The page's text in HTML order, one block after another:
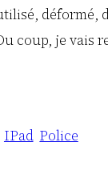
coup, je vais
IPad Police